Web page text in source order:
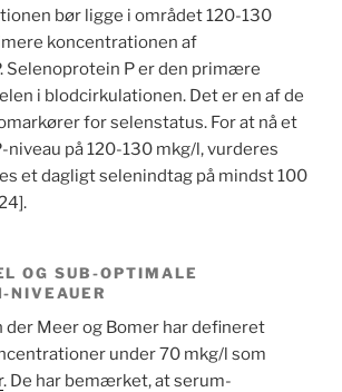
bør ligge i området 120-130
koncentrationen af
Selenoprotein P er den primære
i blodcirkulationen. Det er en af ​​de
for selenstatus. For at nå et
på 120-130 mkg/l, vurderes
et dagligt selenindtag på mindst 100
OG SUB-OPTIMALE
NIVEAUER
der Meer og Bomer har defineret
under 70 mkg/l som
. De har bemærket, at serum-